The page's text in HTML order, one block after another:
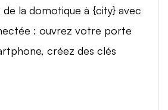
la domotique à {city} avec
: ouvrez votre porte
créez des clés